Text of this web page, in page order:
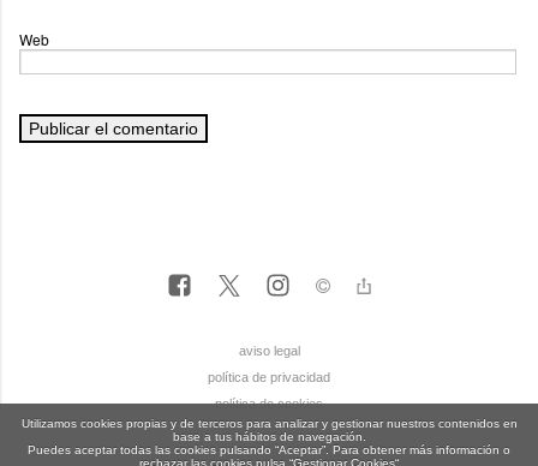
Web
aviso legal
política de privacidad
política de cookies
Utilizamos cookies propias y de terceros para analizar y gestionar nuestros contenidos en
base a tus hábitos de navegación.
Puedes aceptar todas las cookies pulsando “Aceptar”. Para obtener más información o
rechazar las cookies pulsa “Gestionar Cookies“